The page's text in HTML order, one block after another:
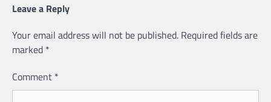
Leave a Reply
Your email address will not be published. Required fields are
marked *
Comment *